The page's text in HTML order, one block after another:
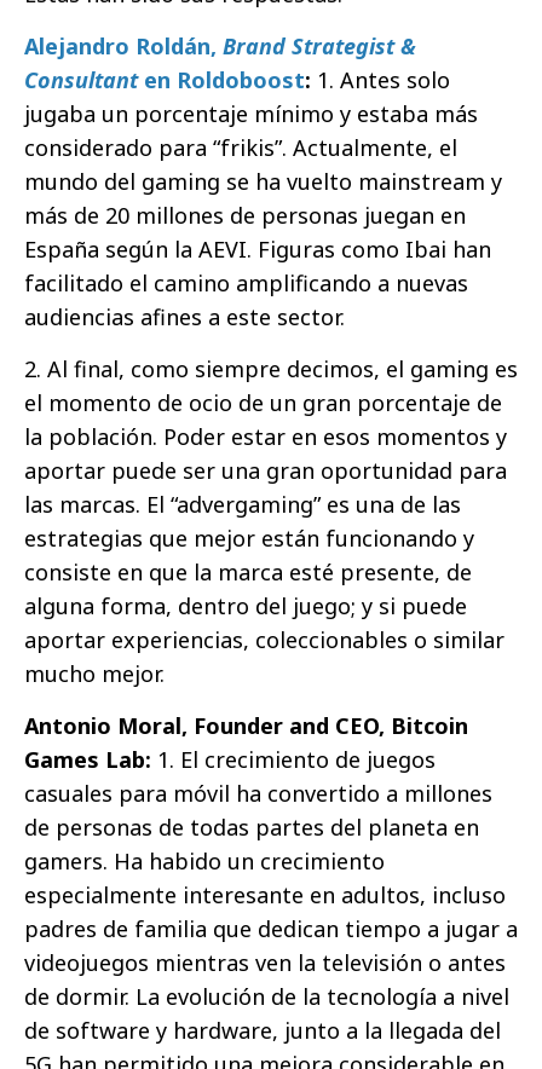
Alejandro Roldán, Brand Strategist &
Consultanten Roldoboost: 1. Antes solo
jugaba un porcentaje mínimo y estaba más
considerado para “frikis”. Actualmente, el
mundo del gaming se ha vuelto mainstream y
más de 20 millones de personas juegan en
España según la AEVI. Figuras como Ibai han
facilitado el camino amplificando a nuevas
audiencias afines a este sector.
2. Al final, como siempre decimos, el gaming es
el momento de ocio de un gran porcentaje de
la población. Poder estar en esos momentos y
aportar puede ser una gran oportunidad para
las marcas. El “advergaming” es una de las
estrategias que mejor están funcionando y
consiste en que la marca esté presente, de
alguna forma, dentro del juego; y si puede
aportar experiencias, coleccionables o similar
mucho mejor.
Antonio Moral, Founder and CEO, Bitcoin
Games Lab: 1. El crecimiento de juegos
casuales para móvil ha convertido a millones
de personas de todas partes del planeta en
gamers. Ha habido un crecimiento
especialmente interesante en adultos, incluso
padres de familia que dedican tiempo a jugar a
videojuegos mientras ven la televisión o antes
de dormir. La evolución de la tecnología a nivel
de software y hardware, junto a la llegada del